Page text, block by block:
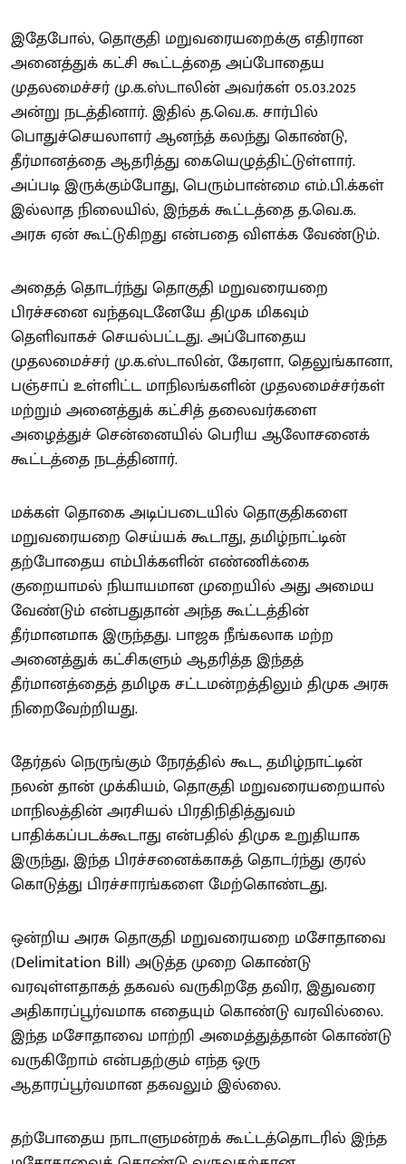
இதேபோல், தொகுதி மறுவரையறைக்கு எதிரான
அனைத்துக் கட்சி கூட்டத்தை அப்போதைய
முதலமைச்சர் மு.க.ஸ்டாலின் அவர்கள் 05.03.2025
அன்று நடத்தினார். இதில் த.வெ.க. சார்பில்
பொதுச்செயலாளர் ஆனந்த் கலந்து கொண்டு,
தீர்மானத்தை ஆதரித்து கையெழுத்திட்டுள்ளார்.
அப்படி இருக்கும்போது, பெரும்பான்மை எம்.பி.க்கள்
இல்லாத நிலையில், இந்தக் கூட்டத்தை த.வெ.க.
அரசு ஏன் கூட்டுகிறது என்பதை விளக்க வேண்டும்.
அதைத் தொடர்ந்து தொகுதி மறுவரையறை
பிரச்சனை வந்தவுடனேயே திமுக மிகவும்
தெளிவாகச் செயல்பட்டது. அப்போதைய
முதலமைச்சர் மு.க.ஸ்டாலின், கேரளா, தெலுங்கானா,
பஞ்சாப் உள்ளிட்ட மாநிலங்களின் முதலமைச்சர்கள்
மற்றும் அனைத்துக் கட்சித் தலைவர்களை
அழைத்துச் சென்னையில் பெரிய ஆலோசனைக்
கூட்டத்தை நடத்தினார்.
மக்கள் தொகை அடிப்படையில் தொகுதிகளை
மறுவரையறை செய்யக் கூடாது, தமிழ்நாட்டின்
தற்போதைய எம்பிக்களின் எண்ணிக்கை
குறையாமல் நியாயமான முறையில் அது அமைய
வேண்டும் என்பதுதான் அந்த கூட்டத்தின்
தீர்மானமாக இருந்தது. பாஜக நீங்கலாக மற்ற
அனைத்துக் கட்சிகளும் ஆதரித்த இந்தத்
தீர்மானத்தைத் தமிழக சட்டமன்றத்திலும் திமுக அரசு
நிறைவேற்றியது.
தேர்தல் நெருங்கும் நேரத்தில் கூட, தமிழ்நாட்டின்
நலன் தான் முக்கியம், தொகுதி மறுவரையறையால்
மாநிலத்தின் அரசியல் பிரதிநிதித்துவம்
பாதிக்கப்படக்கூடாது என்பதில் திமுக உறுதியாக
இருந்து, இந்த பிரச்சனைக்காகத் தொடர்ந்து குரல்
கொடுத்து பிரச்சாரங்களை மேற்கொண்டது.
ஒன்றிய அரசு தொகுதி மறுவரையறை மசோதாவை
(Delimitation Bill) அடுத்த முறை கொண்டு
வரவுள்ளதாகத் தகவல் வருகிறதே தவிர, இதுவரை
அதிகாரப்பூர்வமாக எதையும் கொண்டு வரவில்லை.
இந்த மசோதாவை மாற்றி அமைத்துத்தான் கொண்டு
வருகிறோம் என்பதற்கும் எந்த ஒரு
ஆதாரப்பூர்வமான தகவலும் இல்லை.
தற்போதைய நாடாளுமன்றக் கூட்டத்தொடரில் இந்த